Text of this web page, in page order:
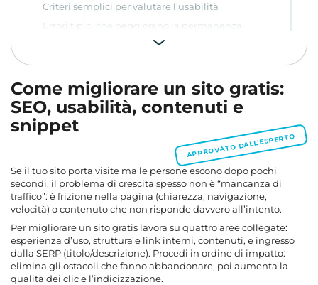
Criteri semplici per valutare l’usabilità
Errori tipici che peggiorano la permanenza
Navigazione e struttura: rendere il sito comprensibile in
Due modelli utili da confrontare
Contenuti che rispondono alla ricerca e fanno
proseguire la visita
Come impostare un contenuto utile per SEO e lettura
Snippet SEO: come aumentare la probabilità di clic
senza deludere l’utente
Come capire se lo snippet va rivisto
Una piccola regola di scrittura che aiuta
Ottimizzazione tecnica del sito: velocità, mobile e
controlli essenziali
Controlli tecnici da fare per primi
Audit SEO: una procedura semplice per capire cosa
Come migliorare un sito gratis:
SEO, usabilità, contenuti e
snippet
APPROVATO DALL'ESPERTO
Se il tuo sito porta visite ma le persone escono dopo pochi
secondi, il problema di crescita spesso non è “mancanza di
traffico”: è frizione nella pagina (chiarezza, navigazione,
velocità) o contenuto che non risponde davvero all’intento.
Per migliorare un sito gratis lavora su quattro aree collegate:
esperienza d’uso, struttura e link interni, contenuti, e ingresso
dalla SERP (titolo/descrizione). Procedi in ordine di impatto:
elimina gli ostacoli che fanno abbandonare, poi aumenta la
qualità dei clic e l’indicizzazione.